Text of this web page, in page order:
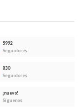
5992
Seguidores
830
Seguidores
¡nuevo!
Síguenos